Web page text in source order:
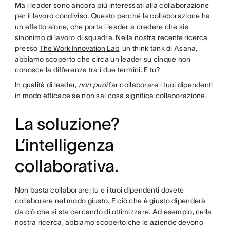
Ma i leader sono ancora più interessati alla collaborazione
per il lavoro condiviso. Questo perché la collaborazione ha
un effetto alone, che porta i leader a credere che sia
sinonimo di lavoro di squadra. Nella nostra recente ricerca
presso The Work Innovation Lab, un think tank di Asana,
abbiamo scoperto che circa un leader su cinque non
conosce la differenza tra i due termini. E tu?
In qualità di leader, non puoifar collaborare i tuoi dipendenti
in modo efficace se non sai cosa significa collaborazione.
La soluzione?
L’intelligenza
collaborativa.
Non basta collaborare: tu e i tuoi dipendenti dovete
collaborare nel modo giusto. E ciò che è giusto dipenderà
da ciò che si sta cercando di ottimizzare. Ad esempio, nella
nostra ricerca, abbiamo scoperto che le aziende devono